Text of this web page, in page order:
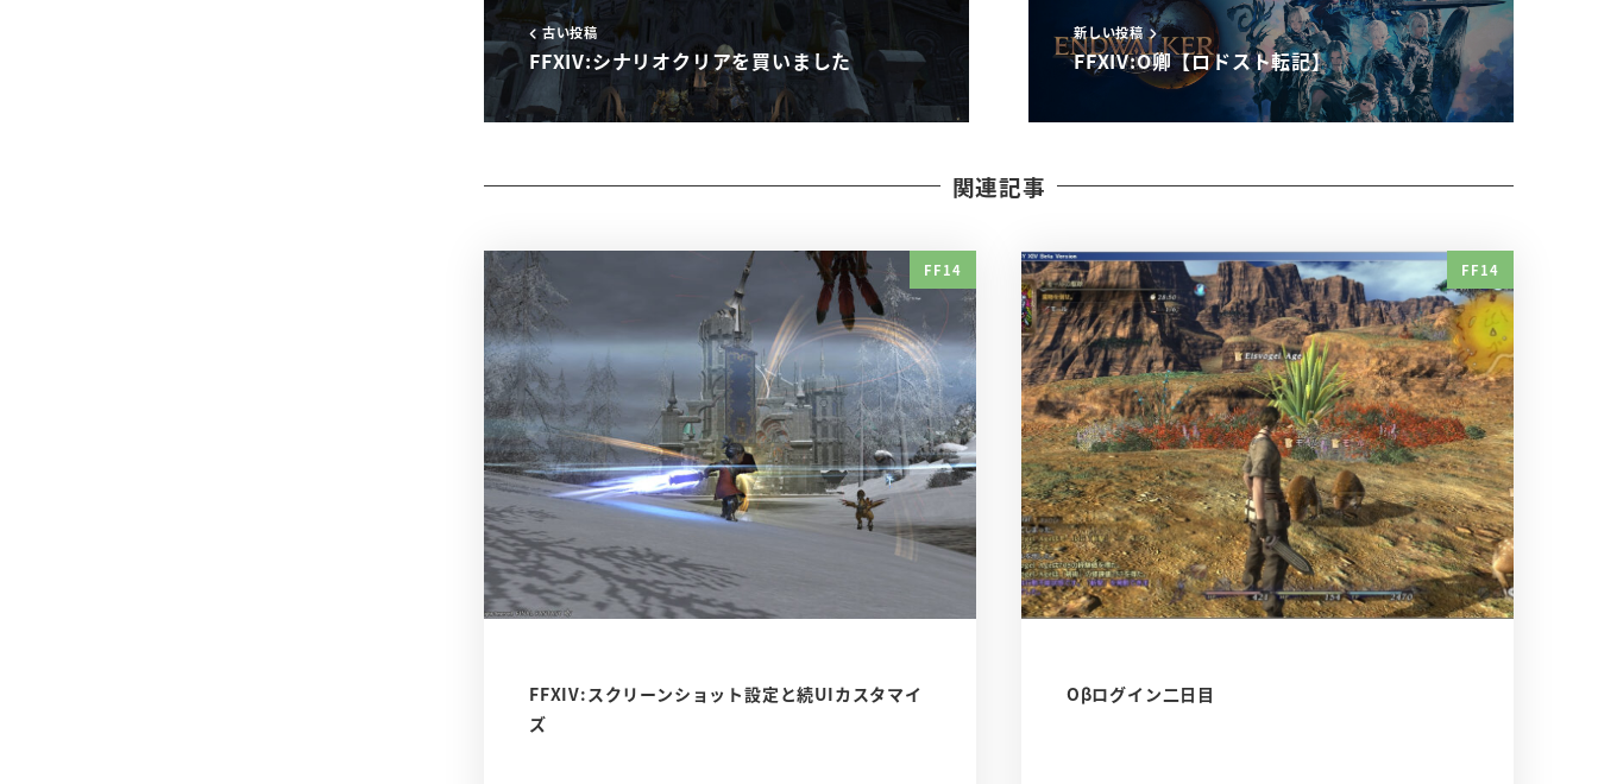
古い投稿
FFXIV:シナリオクリアを買いました
新しい投稿
FFXIV:O卿【ロドスト転記】
関連記事
FF14
FFXIV:スクリーンショット設定と続UIカスタマイ
ズ
FF14
Oβログイン二日目